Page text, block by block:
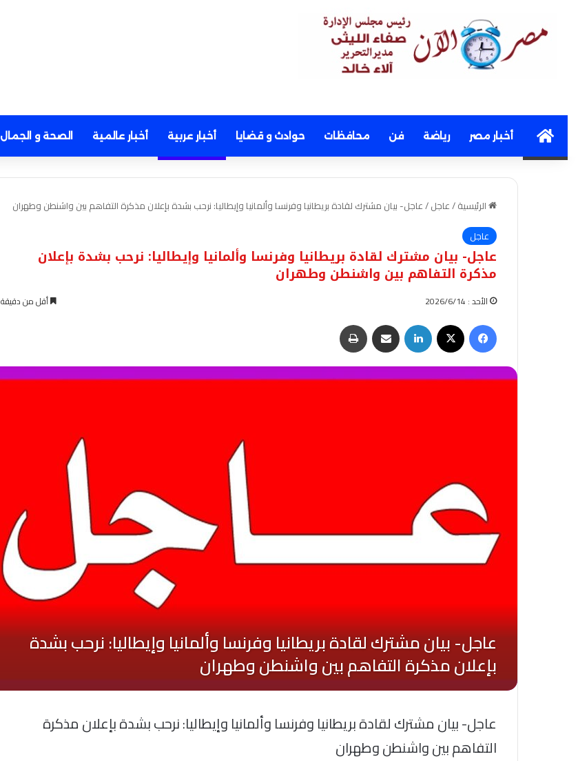
Homeأخبار مصر رياضة فن محافظات حوادث و قضايا أخبار عربية أخبار عالمية الصحة و الجمال
الرئيسية/عاجل/عاجل- بيان مشترك لقادة بريطانيا وفرنسا وألمانيا وإيطاليا: نرحب بشدة بإعلان مذكرة التفاهم بين واشنطن وطهران
عاجل
عاجل- بيان مشترك لقادة بريطانيا وفرنسا وألمانيا وإيطاليا: نرحب بشدة بإعلان
مذكرة التفاهم بين واشنطن وطهران
الأحد : 2026/6/14 أقل من دقيقة
فيسبوك لينكدإن مشاركة عبر البريد
عاجل- بيان مشترك لقادة بريطانيا وفرنسا وألمانيا وإيطاليا: نرحب بشدة بإعلان مذكرة
التفاهم بين واشنطن وطهران